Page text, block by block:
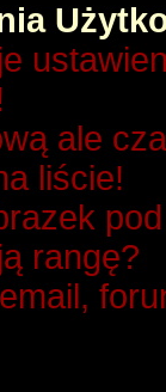
ale
liście!
rangę?